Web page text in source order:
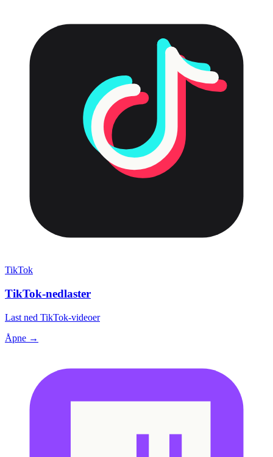
TikTok
TikTok-nedlaster
Last ned TikTok-videoer
Åpne →